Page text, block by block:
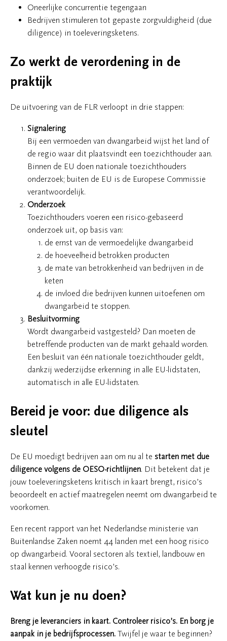
Oneerlijke concurrentie tegengaan
Bedrijven stimuleren tot gepaste zorgvuldigheid (due
diligence) in toeleveringsketens.
Zo werkt de verordening in de
praktijk
De uitvoering van de FLR verloopt in drie stappen:
Signalering
Bij een vermoeden van dwangarbeid wijst het land of
de regio waar dit plaatsvindt een toezichthouder aan.
Binnen de EU doen nationale toezichthouders
onderzoek; buiten de EU is de Europese Commissie
verantwoordelijk.
Onderzoek
Toezichthouders voeren een risico-gebaseerd
onderzoek uit, op basis van:
de ernst van de vermoedelijke dwangarbeid
de hoeveelheid betrokken producten
de mate van betrokkenheid van bedrijven in de
keten
de invloed die bedrijven kunnen uitoefenen om
dwangarbeid te stoppen.
Besluitvorming
Wordt dwangarbeid vastgesteld? Dan moeten de
betreffende producten van de markt gehaald worden.
Een besluit van één nationale toezichthouder geldt,
dankzij wederzijdse erkenning in alle EU-lidstaten,
automatisch in alle EU-lidstaten.
Bereid je voor: due diligence als
sleutel
De EU moedigt bedrijven aan om nu al te starten met due
diligence volgens de OESO-richtlijnen. Dit betekent dat je
jouw toeleveringsketens kritisch in kaart brengt, risico’s
beoordeelt en actief maatregelen neemt om dwangarbeid te
voorkomen.
Een recent rapport van het Nederlandse ministerie van
Buitenlandse Zaken noemt 44 landen met een hoog risico
op dwangarbeid. Vooral sectoren als textiel, landbouw en
staal kennen verhoogde risico’s.
Wat kun je nu doen?
Breng je leveranciers in kaart. Controleer risico’s. En borg je
aanpak in je bedrijfsprocessen. Twijfel je waar te beginnen?